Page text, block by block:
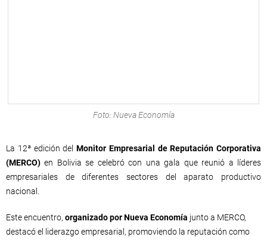
Foto: Nueva Economía
La 12ª edición del Monitor Empresarial de Reputación Corporativa
(MERCO)en Bolivia se celebró con una gala que reunió a líderes
empresariales de diferentes sectores del aparato productivo
nacional.
Este encuentro, organizado por Nueva Economía junto a MERCO,
destacó el liderazgo empresarial, promoviendo la reputación como